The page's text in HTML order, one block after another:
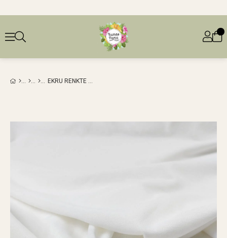
EKRU RENKTE İNCE İNTERLOK PENYE EN: 140